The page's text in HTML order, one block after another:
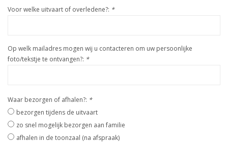
Voor welke uitvaart of overledene?: *
Op welk mailadres mogen wij u contacteren om uw persoonlijke
foto/tekstje te ontvangen?: *
Waar bezorgen of afhalen?: *
bezorgen tijdens de uitvaart
zo snel mogelijk bezorgen aan familie
afhalen in de toonzaal (na afspraak)